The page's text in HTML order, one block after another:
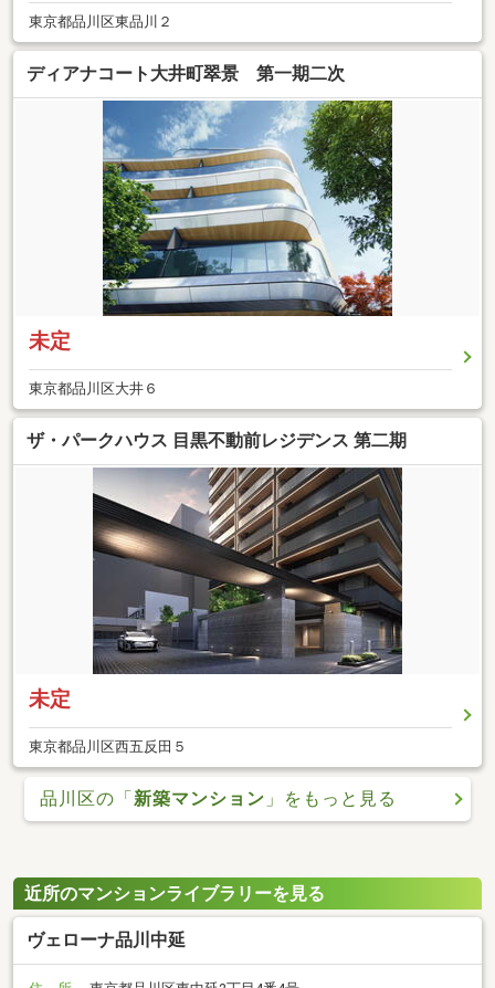
東京都品川区東品川２
ディアナコート大井町翠景 第一期二次
未定
東京都品川区大井６
ザ・パークハウス 目黒不動前レジデンス 第二期
未定
東京都品川区西五反田５
品川区の「新築マンション 」をもっと見る
近所のマンションライブラリーを見る
ヴェローナ品川中延